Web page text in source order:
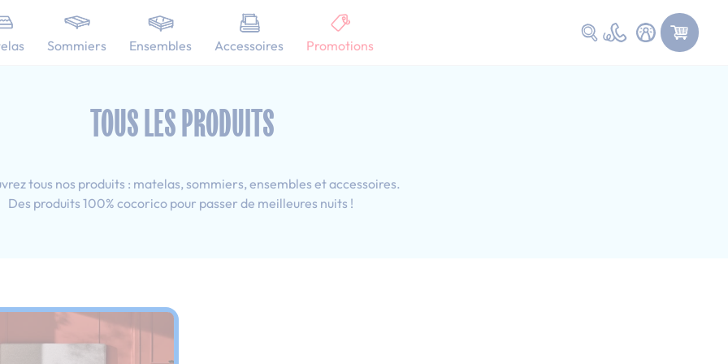
Sommiers Ensembles Accessoires Promotions
Faire une recherche
cm
TOUS LES PRODUITS
tous nos produits : matelas, sommiers, ensembles et accessoires.
Des produits 100% cocorico pour passer de meilleures nuits !